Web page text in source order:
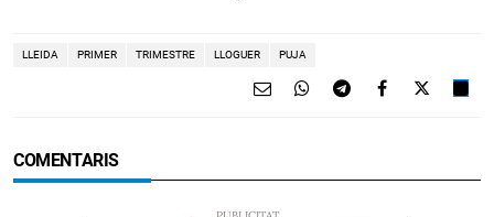
LLEIDA PRIMER TRIMESTRE LLOGUER PUJA
COMENTARIS